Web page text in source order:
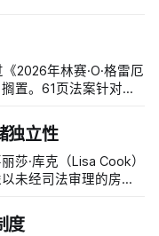
2026年林赛·O·格雷厄
置。61页法案针对俄
家实施定向关税，意
独立性
莎·库克（Lisa Cook）
未经司法审理的房贷
度